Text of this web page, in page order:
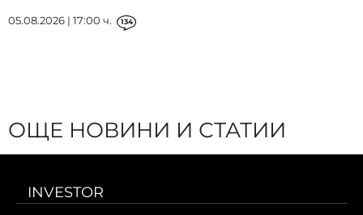
05.08.2026 | 17:00 ч. 134
ОЩЕ НОВИНИ И СТАТИИ
INVESTOR